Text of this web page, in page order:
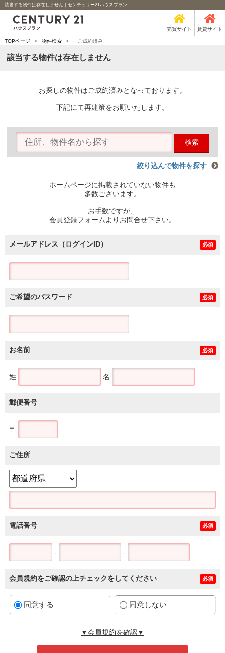
該当する物件は存在しません｜センチュリー21ハウスプラン
売買サイト 賃貸サイト
TOPページ > 物件検索 > - ご成約済み
該当する物件は存在しません
お探しの物件はご成約済みとなっております。
下記にて再建策をお願いたします。
検索
絞り込んで物件を探す
ホームページに掲載されていない物件も
多数ございます。
お手数ですが、
会員登録フォームよりお問合せ下さい。
メールアドレス（ログインID） 必須
ご希望のパスワード 必須
お名前 必須
姓 名
郵便番号
〒
ご住所
電話番号 必須
- -
会員規約をご確認の上チェックをしてください 必須
同意する 同意しない
▼会員規約を確認▼